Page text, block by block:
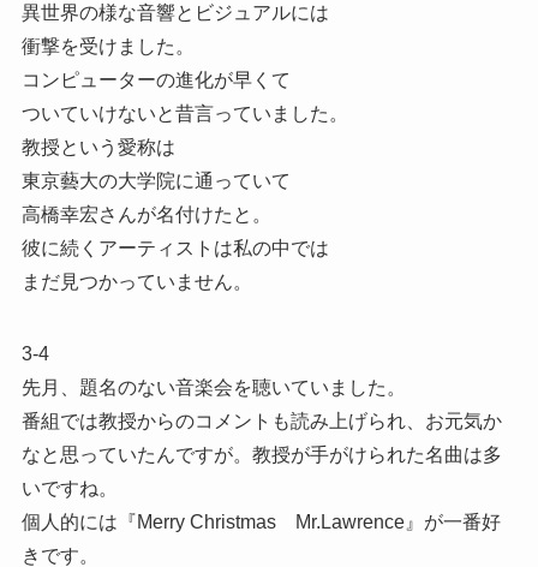
異世界の様な音響とビジュアルには
衝撃を受けました。
コンピューターの進化が早くて
ついていけないと昔言っていました。
教授という愛称は
東京藝大の大学院に通っていて
高橋幸宏さんが名付けたと。
彼に続くアーティストは私の中では
まだ見つかっていません。
3-4
先月、題名のない音楽会を聴いていました。
番組では教授からのコメントも読み上げられ、お元気か
なと思っていたんですが。教授が手がけられた名曲は多
いですね。
個人的には『Merry Christmas Mr.Lawrence』が一番好
きです。